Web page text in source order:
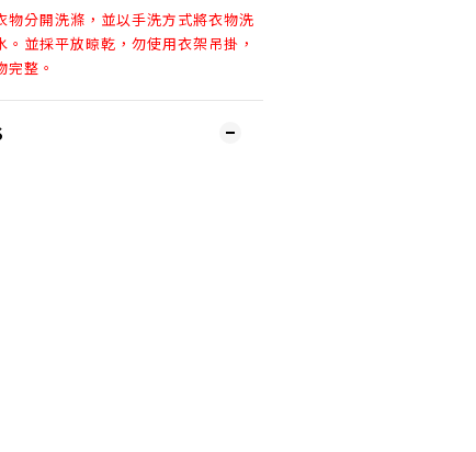
物分開洗滌，並以手洗方式將衣物洗
並採平放晾乾，勿使用衣架吊掛，
整。